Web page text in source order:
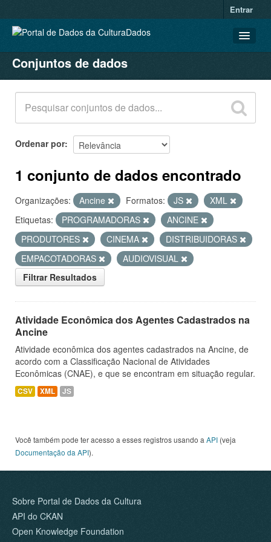
Entrar
CONJUNTOS DE DADOS
ORGANIZAÇÕES
GRUPOS
SOBRE
Conjuntos de dados
Ordenar por
1 conjunto de dados encontrado
Organizações: Ancine Formatos: JS
XML
Etiquetas:
PROGRAMADORAS
ANCINE
PRODUTORES
CINEMA
DISTRIBUIDORAS
EMPACOTADORAS
AUDIOVISUAL
Filtrar Resultados
Atividade Econômica dos Agentes Cadastrados na
Ancine
Atividade econômica dos agentes cadastrados na Ancine, de
acordo com a Classificação Nacional de Atividades
Econômicas (CNAE), e que se encontram em situação regular.
CSV XML JS
Você também pode ter acesso a esses registros usando a API (veja
Documentação da API).
Sobre Portal de Dados da Cultura
API do CKAN
Open Knowledge Foundation